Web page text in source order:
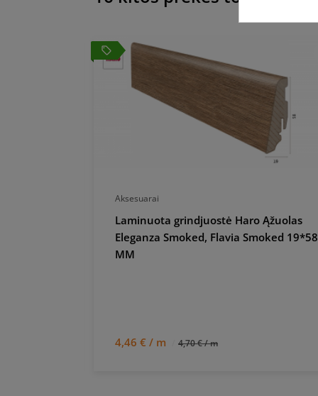
Aksesuarai
Laminuota grindjuostė Haro Ąžuolas
Eleganza Smoked, Flavia Smoked 19*58
MM
4,46 € / m 4,70 € / m
local_offer